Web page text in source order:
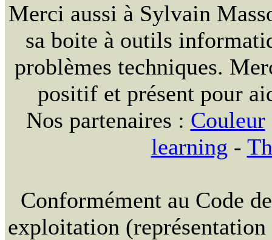
Merci aussi à Sylvain
sa boite à outils
problèmes techniques.
positif et présent pour
Nos partenaires : Couleur
learning -
Conformément au Code
exploitation